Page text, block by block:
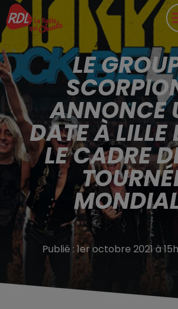
LE
ANNONCE
DATE À
LE CADRE
Publié : 1er octobre 2021 à